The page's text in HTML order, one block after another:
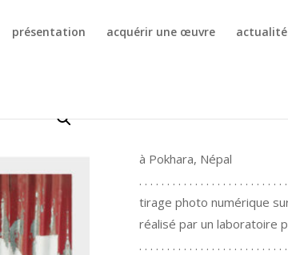
présentation acquérir une œuvre
à Pokhara, Népal
. . . . . . . . . . . . . . . . . . . . . . . . . .
tirage photo numérique
réalisé par un laboratoire
. . . . . . . . . . . . . . . . . . . . . . . . . .